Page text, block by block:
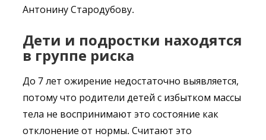
Антонину Стародубову.
Дети и подростки находятся
в группе риска
До 7 лет ожирение недостаточно выявляется,
потому что родители детей с избытком массы
тела не воспринимают это состояние как
отклонение от нормы. Считают это